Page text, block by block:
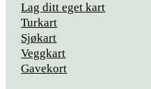
Lag ditt eget kart
Turkart
Sjøkart
Veggkart
Gavekort